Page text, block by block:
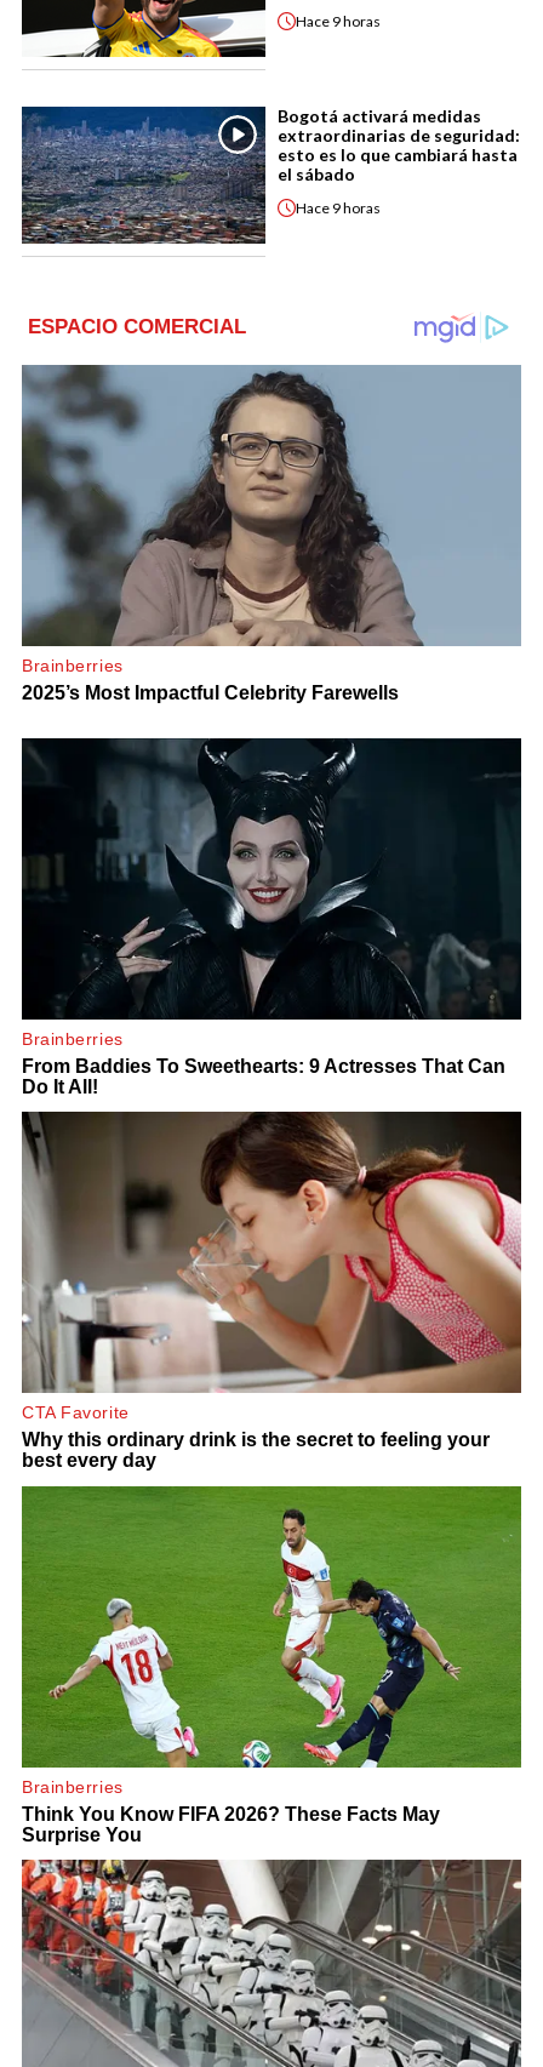
Hace 9 horas
Bogotá activará medidas
extraordinarias de seguridad:
esto es lo que cambiará hasta
el sábado
Hace 9 horas